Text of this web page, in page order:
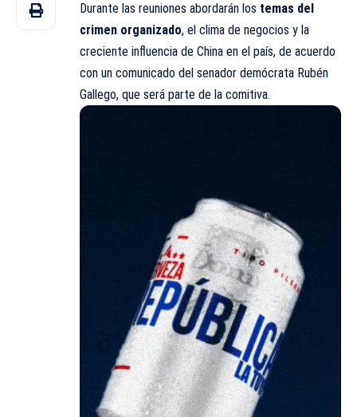
Durante las reuniones abordarán los temas del
crimen organizado, el clima de negocios y la
creciente influencia de China en el país, de acuerdo
con un comunicado del senador demócrata Rubén
Gallego, que será parte de la comitiva.